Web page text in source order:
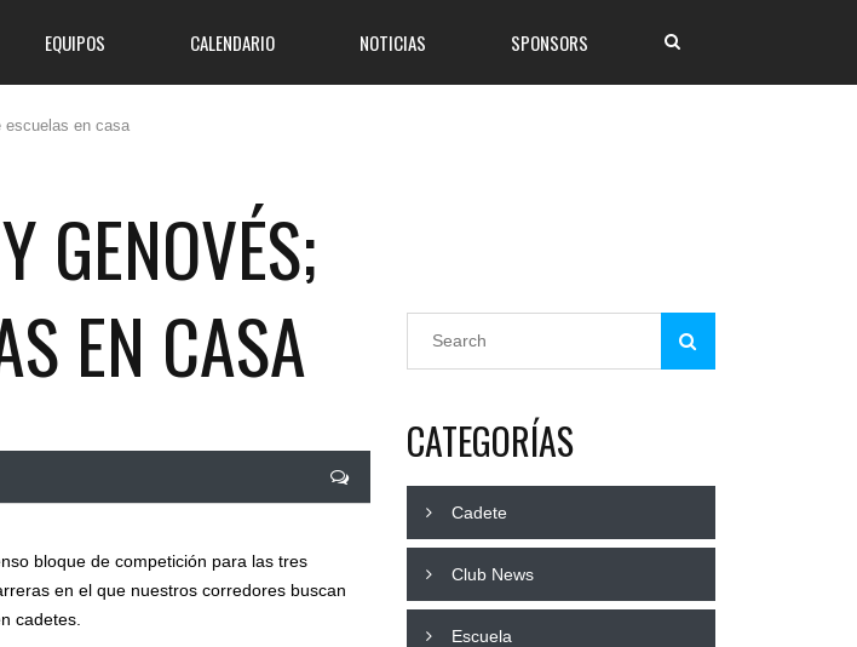
EQUIPOS CALENDARIO NOTICIAS SPONSORS
escuelas en casa
GENOVÉS;
EN CASA
bloque de competición para las tres
en el que nuestros corredores buscan
cadetes.
CATEGORÍAS
Cadete
Club News
Escuela